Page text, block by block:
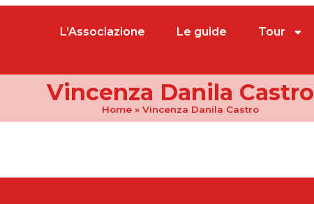
L’Associazione Le guide Tour
Vincenza Danila Castro
Home» Vincenza Danila Castro